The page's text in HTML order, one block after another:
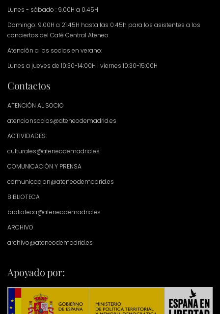
Lunes - sábado : 9.00H a 0.45H
Domingo: 9.00H a 21.45H hasta las 0.45h para los asistentes a los
conciertos del Café Central Ateneo.
Atención a los socios en verano:
Lunes a jueves de 10:30-14:00H | viernes 10:30-15:00H
Contactos
ATENCIÓN AL SOCIO
atencionsocios@ateneodemadrid.es
ACTIVIDADES:
culturales@ateneodemadrid.es
COMUNICACIÓN Y PRENSA
comunicacion@ateneodemadrid.es
BIBLIOTECA
biblioteca@ateneodemadrid.es
ARCHIVO
archivo@ateneodemadrid.es
Apoyado por: